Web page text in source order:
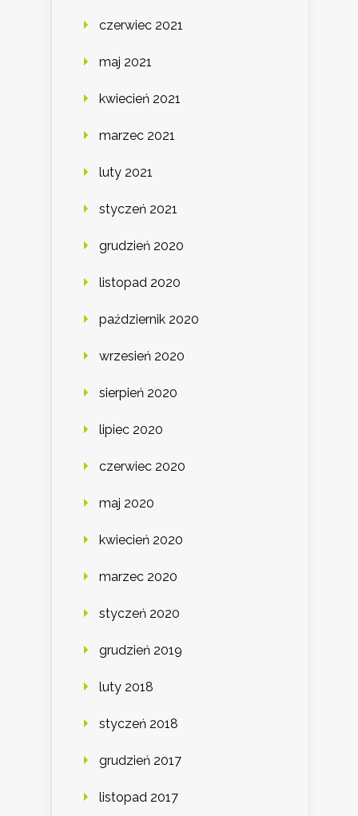
czerwiec 2021
maj 2021
kwiecień 2021
marzec 2021
luty 2021
styczeń 2021
grudzień 2020
listopad 2020
październik 2020
wrzesień 2020
sierpień 2020
lipiec 2020
czerwiec 2020
maj 2020
kwiecień 2020
marzec 2020
styczeń 2020
grudzień 2019
luty 2018
styczeń 2018
grudzień 2017
listopad 2017